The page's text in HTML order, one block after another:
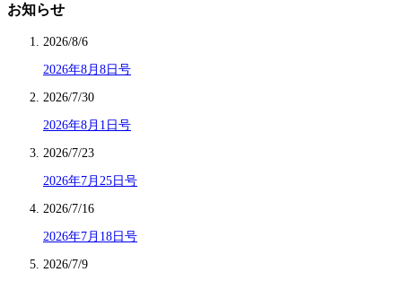
お知らせ
2026/8/6
2026年8月8日号
2026/7/30
2026年8月1日号
2026/7/23
2026年7月25日号
2026/7/16
2026年7月18日号
2026/7/9